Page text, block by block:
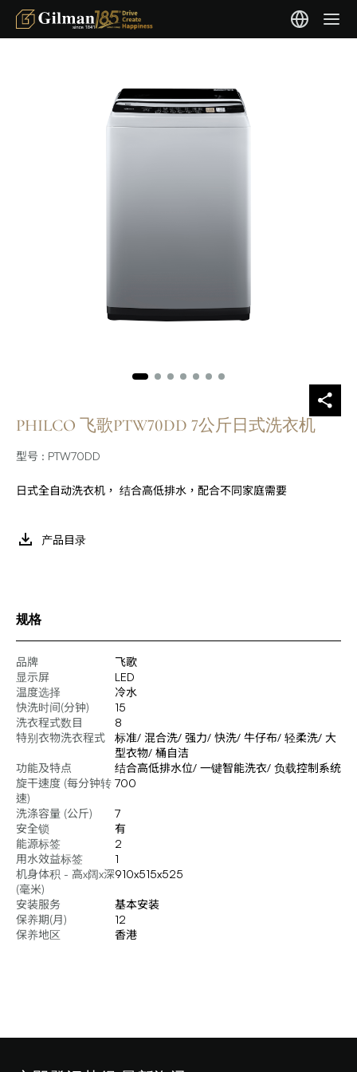
PHILCO 飞歌PTW70DD 7公斤日式洗衣机
型号 : PTW70DD
日式全自动洗衣机， 结合高低排水，配合不同家庭需要
产品目录
规格
品牌
飞歌
显示屏
LED
温度选择
冷水
快洗时间(分钟)
15
洗衣程式数目
8
特别衣物洗衣程式
标准/ 混合洗/ 强力/ 快洗/ 牛仔布/ 轻柔洗/ 大
型衣物/ 桶自洁
功能及特点
结合高低排水位/ 一键智能洗衣/ 负载控制系统
旋干速度 (每分钟转
速)
700
洗涤容量 (公斤)
7
安全锁
有
能源标签
2
用水效益标签
1
机身体积 - 高x阔x深
(毫米)
910x515x525
安装服务
基本安装
保养期(月)
12
保养地区
香港